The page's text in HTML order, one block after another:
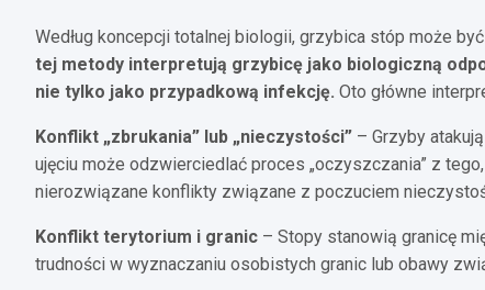
Według koncepcji totalnej biologii, grzybica stóp może
tej metody interpretują grzybicę jako biologiczną
nie tylko jako przypadkową infekcję. Oto główne
Konflikt „zbrukania” lub „nieczystości” – Grzyby
ujęciu może odzwierciedlać proces „oczyszczania” z
nierozwiązane konflikty związane z poczuciem
Konflikt terytorium i granic – Stopy stanowią granicę
trudności w wyznaczaniu osobistych granic lub obawy